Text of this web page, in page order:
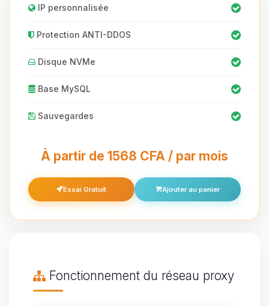
IP personnalisée
Protection ANTI-DDOS
Disque NVMe
Base MySQL
Sauvegardes
À partir de 1568 CFA / par mois
Essai Gratuit Ajouter au panier
Fonctionnement du réseau proxy